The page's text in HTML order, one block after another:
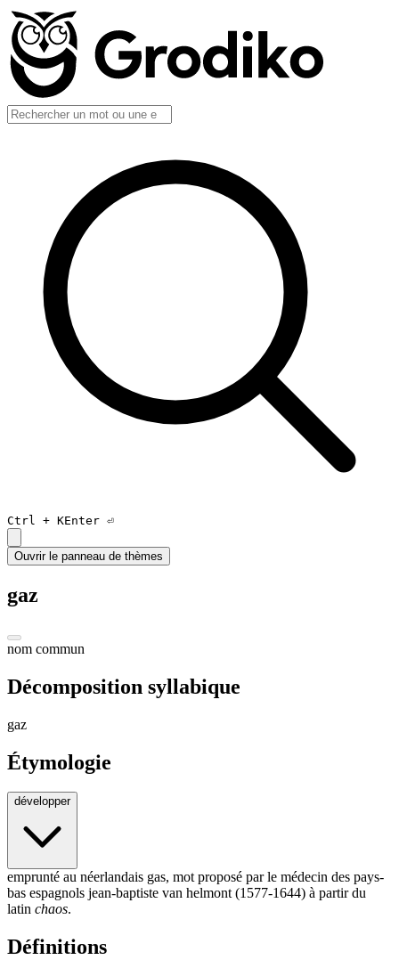
Ctrl + KEnter ⏎
Ouvrir le panneau de thèmes
gaz
nom commun
Décomposition syllabique
gaz
Étymologie
développer
emprunté au néerlandais gas, mot proposé par le médecin des pays-
bas espagnols jean-baptiste van helmont(1577-1644) à partir du
latin chaos.
Définitions